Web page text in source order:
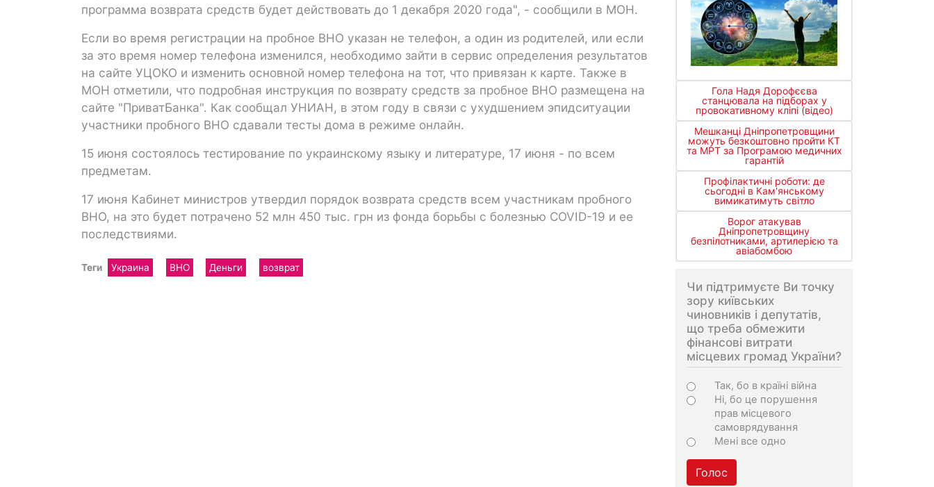
программа возврата средств будет действовать до 1 декабря 2020 года", - сообщили в МОН.
Если во время регистрации на пробное ВНО указан не телефон, а один из родителей, или если
за это время номер телефона изменился, необходимо зайти в сервис определения результатов
на сайте УЦОКО и изменить основной номер телефона на тот, что привязан к карте. Также в
МОН отметили, что подробная инструкция по возврату средств за пробное ВНО размещена на
сайте "ПриватБанка". Как сообщал УНИАН, в этом году в связи с ухудшением эпидситуации
участники пробного ВНО сдавали тесты дома в режиме онлайн.
15 июня состоялось тестирование по украинскому языку и литературе, 17 июня - по всем
предметам.
17 июня Кабинет министров утвердил порядок возврата средств всем участникам пробного
ВНО, на это будет потрачено 52 млн 450 тыс. грн из фонда борьбы с болезнью COVID-19 и ее
последствиями.
Теги Украина ВНО Деньги возврат
Гола Надя Дорофєєва
станцювала на підборах у
провокативному кліпі (відео)
Мешканці Дніпропетровщини
можуть безкоштовно пройти КТ
та МРТ за Програмою медичних
гарантій
Профілактичні роботи: де
сьогодні в Кам'янському
вимикатимуть світло
Ворог атакував
Дніпропетровщину
безпілотниками, артилерією та
авіабомбою
Чи підтримуєте Ви точку
зору київських
чиновників і депутатів,
що треба обмежити
фінансові витрати
місцевих громад України?
Choices
Так, бо в країні війна
Ні, бо це порушення
прав місцевого
самоврядування
Мені все одно
Голос